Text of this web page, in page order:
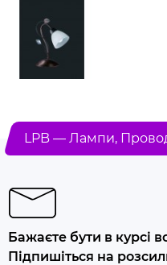
LPB — Лампи,
Бажаєте бути в курсі
Підпишіться на